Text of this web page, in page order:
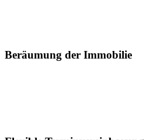
Beräumung der Immobilie